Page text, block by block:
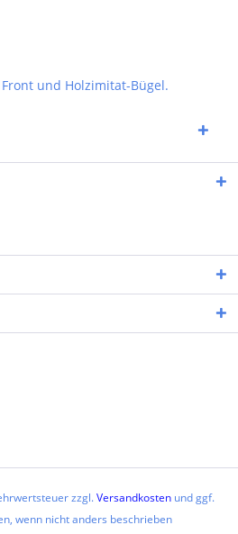
und Holzimitat-Bügel.
zzgl.Versandkosten und ggf.
wenn nicht anders beschrieben